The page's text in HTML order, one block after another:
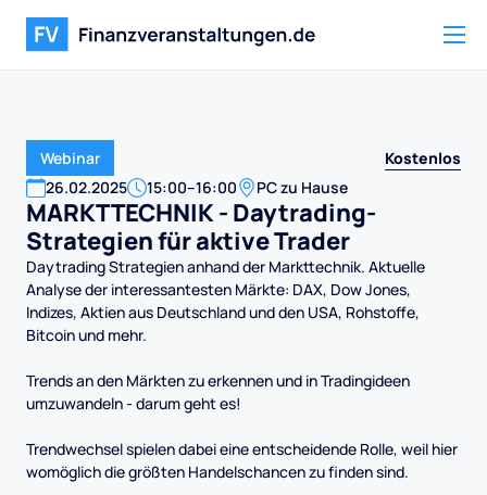
Webinar
Kostenlos
26.02.2025 15:00–16:00 PC zu Hause
MARKTTECHNIK - Daytrading-
Strategien für aktive Trader
Daytrading Strategien anhand der Markttechnik. Aktuelle
Analyse der interessantesten Märkte: DAX, Dow Jones,
Indizes, Aktien aus Deutschland und den USA, Rohstoffe,
Bitcoin und mehr.
Trends an den Märkten zu erkennen und in Tradingideen
umzuwandeln - darum geht es!
Trendwechsel spielen dabei eine entscheidende Rolle, weil hier
womöglich die größten Handelschancen zu finden sind.